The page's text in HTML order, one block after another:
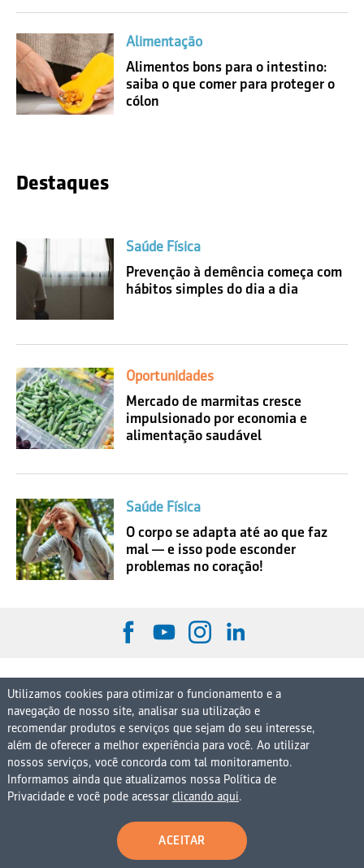
Alimentação
Alimentos bons para o intestino:
saiba o que comer para proteger o
cólon
Destaques
Saúde Física
Prevenção à demência começa com
hábitos simples do dia a dia
Oportunidades
Mercado de marmitas cresce
impulsionado por economia e
alimentação saudável
Saúde Física
O corpo se adapta até ao que faz
mal — e isso pode esconder
problemas no coração!
O Instituto
Quem somos Agenda Instituto na mídia
Contato
Parceiros
Iniciativas
Boletins Macroeconômicos
Utilizamos cookies para otimizar o funcionamento e a
navegação de nosso site, analisar sua utilização e
recomendar produtos e serviços que sejam do seu interesse,
além de oferecer a melhor experiência para você. Ao utilizar
nossos serviços, você concorda com tal monitoramento.
Informamos ainda que atualizamos nossa Política de
Privacidade e você pode acessar clicando aqui.
ACEITAR